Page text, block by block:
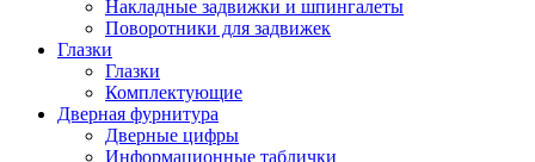
Накладные задвижки и шпингалеты
Поворотники для задвижек
Глазки
Глазки
Комплектующие
Дверная фурнитура
Дверные цифры
Информационные таблички